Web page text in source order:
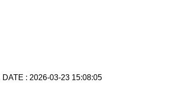
DATE : 2026-03-23 15:08:05